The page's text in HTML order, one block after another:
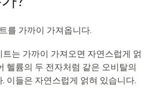
를 가까이 가져옵니다.
는 가까이 가져오면 자연스럽게 얽
헬륨의 두 전자처럼 같은 오비탈의
이들은 자연스럽게 얽혀 있습니다.